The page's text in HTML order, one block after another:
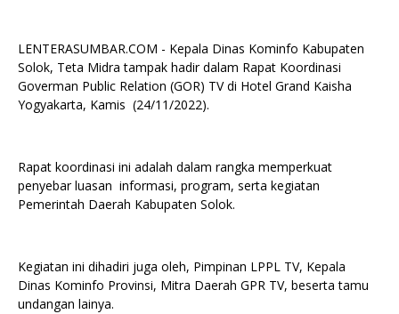
LENTERASUMBAR.COM - Kepala Dinas Kominfo Kabupaten
Solok, Teta Midra tampak hadir dalam Rapat Koordinasi
Goverman Public Relation (GOR) TV di Hotel Grand Kaisha
Yogyakarta, Kamis (24/11/2022).
Rapat koordinasi ini adalah dalam rangka memperkuat
penyebar luasan informasi, program, serta kegiatan
Pemerintah Daerah Kabupaten Solok.
Kegiatan ini dihadiri juga oleh, Pimpinan LPPL TV, Kepala
Dinas Kominfo Provinsi, Mitra Daerah GPR TV, beserta tamu
undangan lainya.